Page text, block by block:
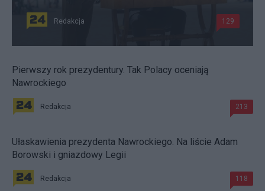
Redakcja 129
Pierwszy rok prezydentury. Tak Polacy oceniają
Nawrockiego
Redakcja 213
Ułaskawienia prezydenta Nawrockiego. Na liście Adam
Borowski i gniazdowy Legii
Redakcja 118